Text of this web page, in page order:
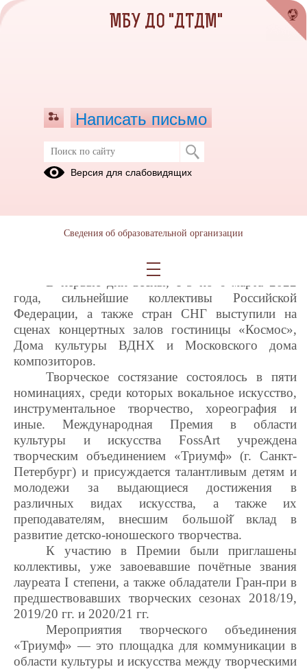
Оркестр народных инструментов
Дворца творчества детей и
получивший грант на сумму 100 000
рублей
года, сильнейшие коллективы Российской
Федерации, а также стран СНГ выступили на
сценах концертных залов гостиницы «Космос»,
Дома культуры ВДНХ и Московского дома
композиторов.
Творческое состязание состоялось в пяти
номинациях, среди которых вокальное искусство,
инструментальное творчество, хореография и
иные. Международная Премия в области
культуры и искусства FossArt учреждена
творческим объединением «Триумф» (г. Санкт-
Петербург) и присуждается талантливым детям и
молодежи за выдающиеся достижения в
различных видах искусства, а также их
преподавателям, внесшим большой̆ вклад в
развитие детско-юношеского творчества.
К участию в Премии были приглашены
коллективы, уже завоевавшие почётные звания
лауреата I степени, а также обладатели Гран-при в
предшествовавших творческих сезонах 2018/19,
2019/20 гг. и 2020/21 гг.
Мероприятия творческого объединения
«Триумф» — это площадка для коммуникации в
области культуры и искусства между творческими
МБУ ДО "ДТДМ"
Написать письмо
Версия для слабовидящих
Сведения об образовательной организации